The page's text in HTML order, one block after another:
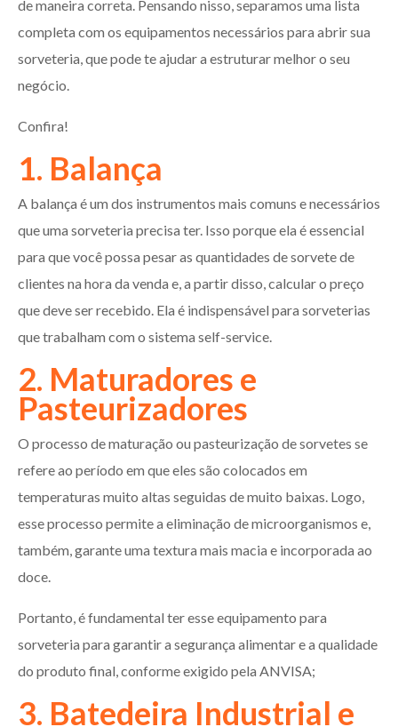
de maneira correta. Pensando nisso, separamos uma lista
completa com os equipamentos necessários para abrir sua
sorveteria, que pode te ajudar a estruturar melhor o seu
negócio.
Confira!
1. Balança
A balança é um dos instrumentos mais comuns e necessários
que uma sorveteria precisa ter. Isso porque ela é essencial
para que você possa pesar as quantidades de sorvete de
clientes na hora da venda e, a partir disso, calcular o preço
que deve ser recebido. Ela é indispensável para sorveterias
que trabalham com o sistema self-service.
2. Maturadores e
Pasteurizadores
O processo de maturação ou pasteurização de sorvetes se
refere ao período em que eles são colocados em
temperaturas muito altas seguidas de muito baixas. Logo,
esse processo permite a eliminação de microorganismos e,
também, garante uma textura mais macia e incorporada ao
doce.
Portanto, é fundamental ter esse equipamento para
sorveteria para garantir a segurança alimentar e a qualidade
do produto final, conforme exigido pela ANVISA;
3. Batedeira Industrial e